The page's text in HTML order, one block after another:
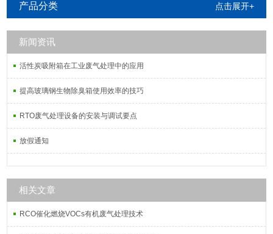
淮北/pp废气塔厂家/一级排放
是针对废气及粉尘的一款环保设备。它是利用电力将气体中的粉尘离
子分离出来的除尘设备。有性能稳定、除尘效果好等特点，需要经过
荷电、收集、清灰三个阶段，直流高压电使阴极线附近的空间气体电
离，粉尘等颗粒和点后在电场力作用下移动并沉积在集尘阳极表面，
产品分类 点击展开+
新闻资讯
活性炭吸附箱在工业废气处理中的应用
提高玻璃钢生物除臭箱使用效率的技巧
RTO废气处理设备的安装与调试要点
放假通知
相关文章
RCO催化燃烧VOCs有机废气处理技术